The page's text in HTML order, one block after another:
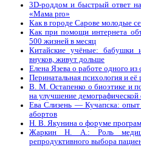
3D-роддом и быстрый ответ
«Мама prо»
Как в городе Сарове молодые
Как при помощи интернета
500 жизней в месяц
Китайские учёные: бабушки
внуков, живут дольше
Елена Язева о работе одного
Перинатальная психология и её
В. М. Остапенко о биоэтике и
на улучшение
Ева Слизень — Кучапска:
абортов
Н. В. Якунина о форуме
Жаркин Н. А.: Роль
репродуктивного выбора